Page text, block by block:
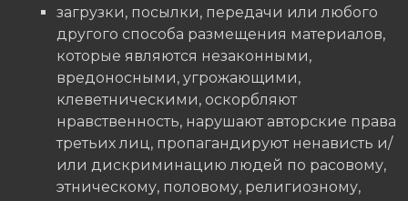
загрузки, посылки, передачи или любого
другого способа размещения материалов,
которые являются незаконными,
вредоносными, угрожающими,
клеветническими, оскорбляют
нравственность, нарушают авторские права
третьих лиц, пропагандируют ненависть и/
или дискриминацию людей по расовому,
этническому, половому, религиозному,